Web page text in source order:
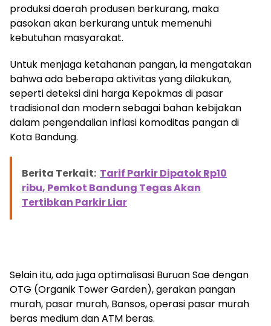
produksi daerah produsen berkurang, maka
pasokan akan berkurang untuk memenuhi
kebutuhan masyarakat.
Untuk menjaga ketahanan pangan, ia mengatakan
bahwa ada beberapa aktivitas yang dilakukan,
seperti deteksi dini harga Kepokmas di pasar
tradisional dan modern sebagai bahan kebijakan
dalam pengendalian inflasi komoditas pangan di
Kota Bandung.
Berita Terkait: Tarif Parkir Dipatok Rp10
ribu, Pemkot Bandung Tegas Akan
Tertibkan Parkir Liar
Selain itu, ada juga optimalisasi Buruan Sae dengan
OTG (Organik Tower Garden), gerakan pangan
murah, pasar murah, Bansos, operasi pasar murah
beras medium dan ATM beras.